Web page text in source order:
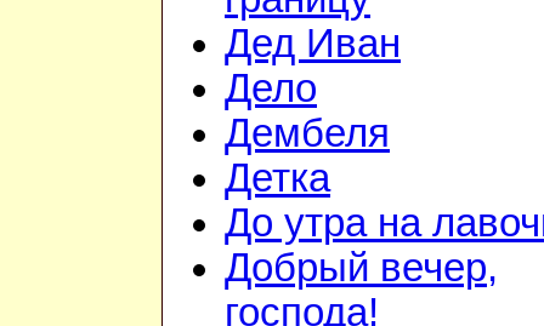
Дед Иван
Дело
Дембеля
Детка
До утра на
Добрый вечер,
господа!